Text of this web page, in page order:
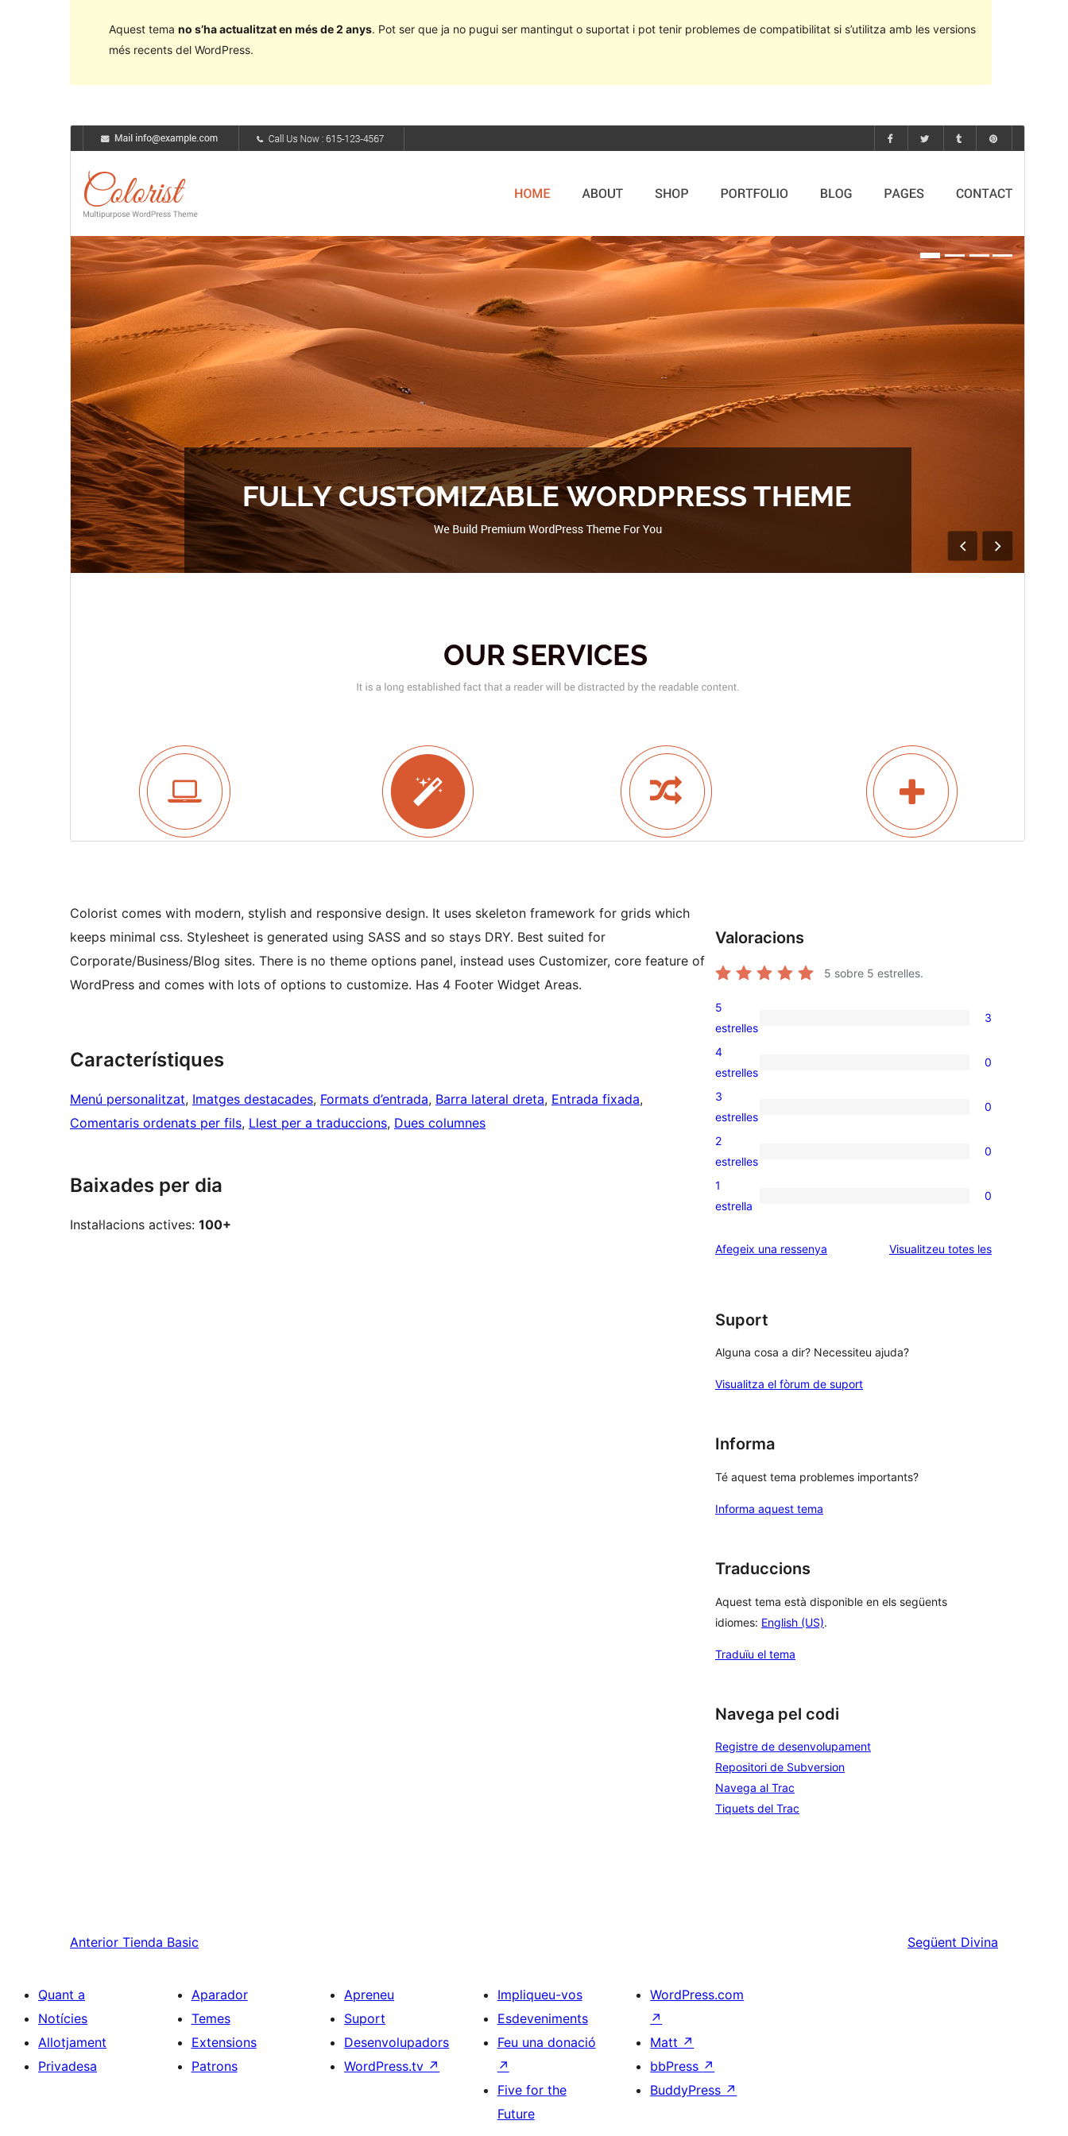
Aquest tema no s’ha actualitzat en més de 2 anys. Pot ser que ja no pugui ser mantingut o suportat i pot tenir problemes de compatibilitat si s’utilitza amb les versions
més recents del WordPress.
Darrera actualització
4 de setembre de 2020
Versió del PHP
7.0
Pàgina d’inici del tema
Colorist comes with modern, stylish and responsive design. It uses skeleton framework for grids which
keeps minimal css. Stylesheet is generated using SASS and so stays DRY. Best suited for
Corporate/Business/Blog sites. There is no theme options panel, instead uses Customizer, core feature of
WordPress and comes with lots of options to customize. Has 4 Footer Widget Areas.
Característiques
Menú personalitzat, Imatges destacades, Formats d’entrada, Barra lateral dreta, Entrada fixada
Comentaris ordenats per fils, Llest per a traduccions, Dues columnes
Baixades per dia
Instal·lacions actives: 100+
Valoracions
5 sobre 5 estrelles.
3
valoracions
de
5
estrelles
3
0
valoracions
de
4
estrelles
0
0
valoracions
de
3
estrelles
0
0
valoracions
de
estrelles
2
estrelles
0
0
de
1
estrella
0
Afegeix una ressenya Visualitzeu totes lesressenyes
Suport
Alguna cosa a dir? Necessiteu ajuda?
Visualitza el fòrum de suport
Informa
Té aquest tema problemes importants?
Informa aquest tema
Traduccions
Aquest tema està disponible en els següents
idiomes: English (US).
Traduïu el tema
Navega pel codi
Registre de desenvolupament
Repositori de Subversion
Navega al Trac
Tiquets del Trac
Anterior Tienda Basic Següent Divina
Quant a
Notícies
Allotjament
Privadesa
Aparador
Temes
Extensions
Patrons
Apreneu
Suport
Desenvolupadors
WordPress.tv ↗
Impliqueu-vos
Esdeveniments
Feu una donació
↗
Five for the
Future
WordPress.com
↗
Matt ↗
bbPress ↗
BuddyPress ↗